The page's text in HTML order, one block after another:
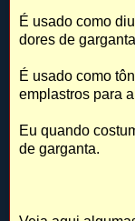
É usado como
dores de
É usado como
emplastros para
Eu quando
de garganta.